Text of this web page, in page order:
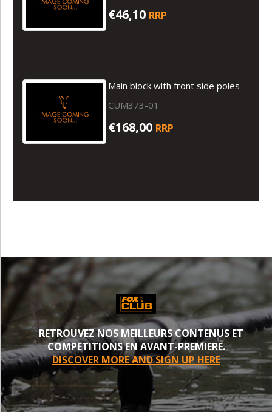
€46,10 RRP
Main block with front side poles
CUM373-01
€168,00 RRP
RETROUVEZ NOS MEILLEURS CONTENUS ET
COMPETITIONS EN AVANT-PREMIERE.
DISCOVER MORE AND SIGN UP HERE